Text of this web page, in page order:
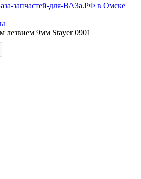
запчастей-для-ВАЗа.РФ в Омске
9мм Stayer 0901